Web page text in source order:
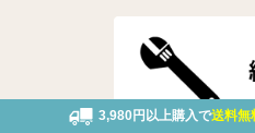
3,980円以上購入で送料無